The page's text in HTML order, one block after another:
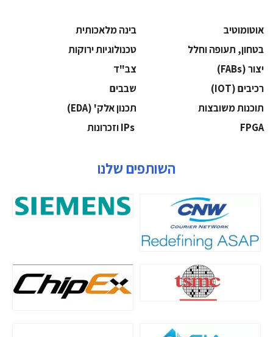
אוטומוטיב
בינה מלאכותית
בטחון, תעופה וחלל
‫טכנולוגיות ירוקות‬
‫יצור (‪(FABs‬‬
‫צב"ד‬
‫רכיבים‬ (IOT)
‫שבבים‬
‫תוכנות משובצות‬
‫תכנון אלק' (‪(EDA‬‬
‫‪FPGA‬‬
השותפים שלנו